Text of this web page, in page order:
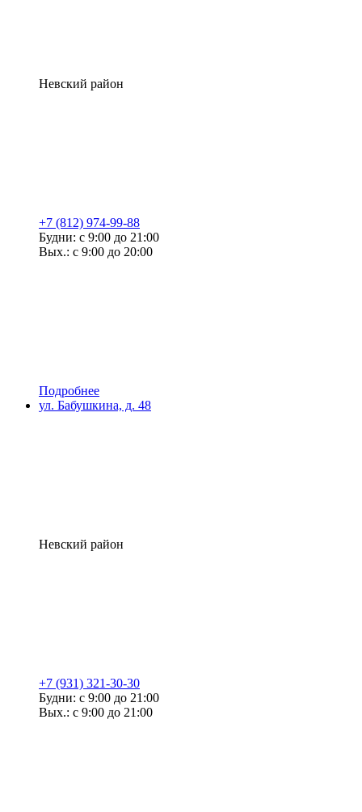
Невский район
+7 (812) 974-99-88
Будни: с 9:00 до 21:00
Вых.: с 9:00 до 20:00
Подробнее
ул. Бабушкина, д. 48
Невский район
+7 (931) 321-30-30
Будни: с 9:00 до 21:00
Вых.: с 9:00 до 21:00